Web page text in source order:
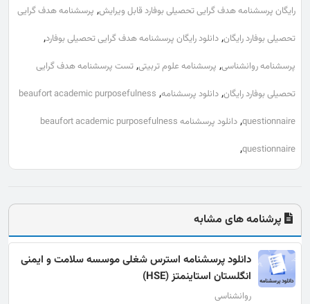
رایگان پرسشنامه هدف گرایی تحصیلی بوفارد قابل ویرایش, پرسشنامه هدف گرایی
تحصیلی بوفارد رایگان, دانلود رایگان پرسشنامه هدف گرایی تحصیلی بوفارد,
پرسشنامه روانشناسی, پرسشنامه علوم تربیتی, تست پرسشنامه هدف گرایی
تحصیلی بوفارد رایگان, دانلود پرسشنامه,
beaufort academic purposefulness
questionnaire
,
دانلود پرسشنامه beaufort academic purposefulness
questionnaire
,
پرشنامه های مشابه
دانلود پرسشنامه استرس شغلی موسسه سلامت و ایمنی
انگلستان استاینمتز (HSE)
روانشناسی